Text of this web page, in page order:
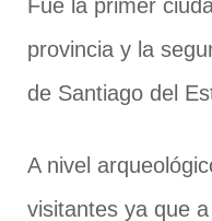
Fue la primer
provincia y la
de Santiago del
A nivel
visitantes ya que